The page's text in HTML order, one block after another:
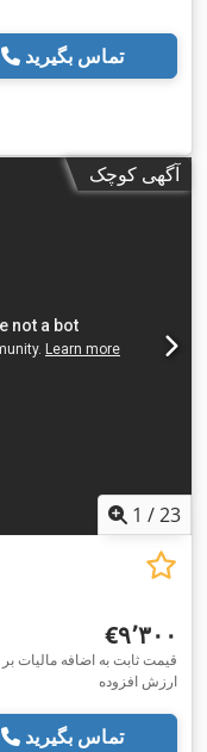
تماس بگیرید
آگهی کوچک
1 /23
‎€۹٬۳۰۰
ارزش افزوده
تماس بگیرید